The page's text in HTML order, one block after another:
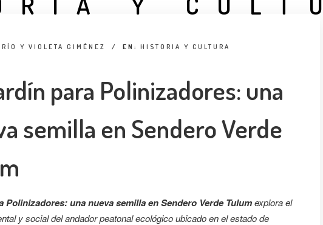
Y VIOLETA GIMÉNEZ / EN: HISTORIA Y CULTURA
para Polinizadores: una
semilla en Sendero Verde
Polinizadores: una nueva semilla en Sendero Verde Tulumexplora el
y social del andador peatonal ecológico ubicado en el estado de